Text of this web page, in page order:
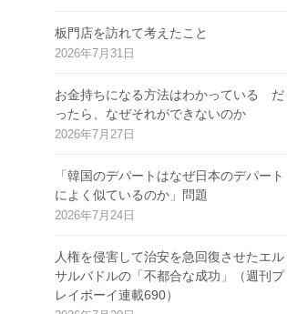
板門店を訪れて考えたこと
2026年7月31日
お金持ちになる方法はわかっている だ
ったら、なぜそれができないのか
2026年7月27日
「韓国のデパートはなぜ日本のデパート
によく似ているのか」問題
2026年7月24日
人権を侵害して治安を急回復させたエル
サルバドルの「不都合な成功」（週刊プ
レイボーイ連載690）